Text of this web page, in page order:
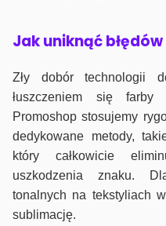
Jak uniknąć
Zły dobór technologii
łuszczeniem się
Promoshop stosujemy
dedykowane metody,
który całkowicie
uszkodzenia znaku.
tonalnych na tekstyliach
sublimację.